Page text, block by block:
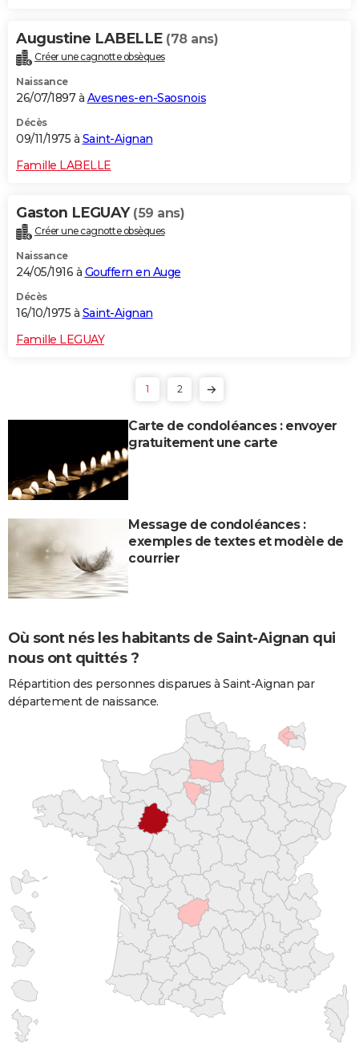
Augustine LABELLE (78 ans)
Créer une cagnotte obsèques
Naissance
26/07/1897 à Avesnes-en-Saosnois
Décès
09/11/1975 à Saint-Aignan
Famille LABELLE
Gaston LEGUAY (59 ans)
Créer une cagnotte obsèques
Naissance
24/05/1916 à Gouffern en Auge
Décès
16/10/1975 à Saint-Aignan
Famille LEGUAY
1 2
Carte de condoléances : envoyer
gratuitement une carte
Message de condoléances :
exemples de textes et modèle de
courrier
Où sont nés les habitants de Saint-Aignan qui
nous ont quittés ?
Répartition des personnes disparues à Saint-Aignan par
département de naissance.